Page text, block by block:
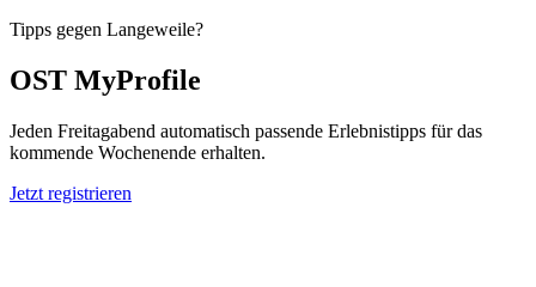
Tipps gegen Langeweile?
OST MyProfile
Jeden Freitagabend automatisch passende Erlebnistipps für das
kommende Wochenende erhalten.
Jetzt registrieren